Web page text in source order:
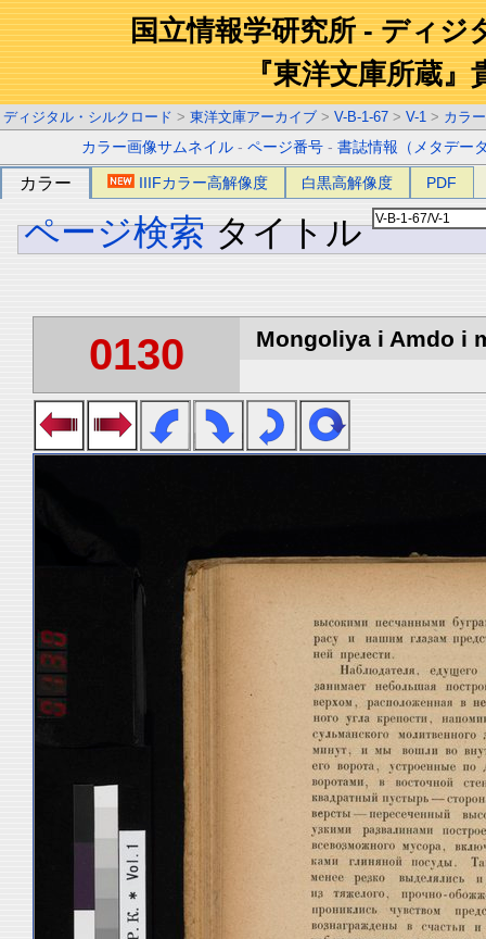
国立情報学研究所 - ディジ
『東洋文庫所蔵』
ディジタル・シルクロード > 東洋文庫アーカイブ > V-B-1-67 > V-1 > カラ
カラー画像サムネイル -ページ番号 -書誌情報（メタデー
カラー IIIFカラー高解像度 白黒高解像度 PDF
ページ検索 タイトル
0130 Mongoliya i Amdo i